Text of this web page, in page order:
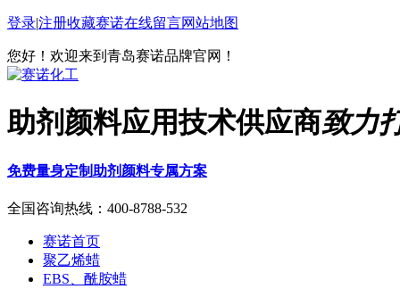
登录|注册收藏赛诺在线留言网站地图
您好！欢迎来到青岛赛诺品牌官网！
助剂颜料应用技术供应商致力
免费量身定制助剂颜料专属方案
全国咨询热线： 400-8788-532
赛诺首页
聚乙烯蜡
EBS、酰胺蜡